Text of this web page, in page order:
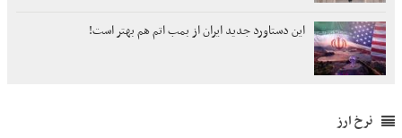
این دستاورد جدید ایران از بمب اتم هم بهتر است!
نرخ ارز